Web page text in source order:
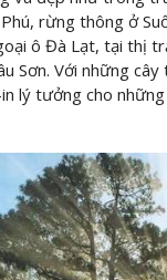
rừng thông ở
ô Đà Lạt, tại thị
Sơn. Với những
lý tưởng cho